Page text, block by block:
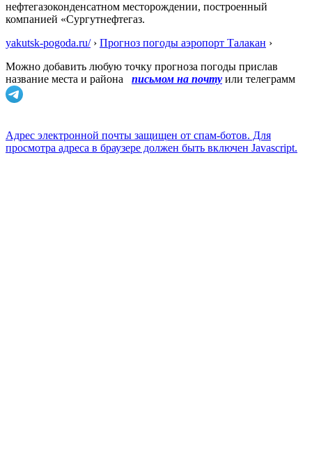
нефтегазоконденсатном месторождении, построенный
компанией «Сургутнефтегаз.
yakutsk-pogoda.ru/› Прогноз погоды аэропорт Талакан ›
Можно добавить любую точку прогноза погоды прислав
название места и района
письмом на почту или телеграмм
Адрес электронной почты защищен от спам-ботов. Для
просмотра адреса в браузере должен быть включен Javascript.